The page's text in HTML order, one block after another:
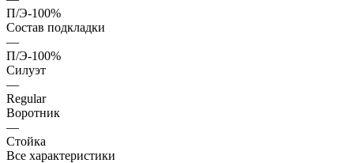
П/Э-100%
Состав подкладки
—
П/Э-100%
Силуэт
—
Regular
Воротник
—
Стойка
Все характеристики